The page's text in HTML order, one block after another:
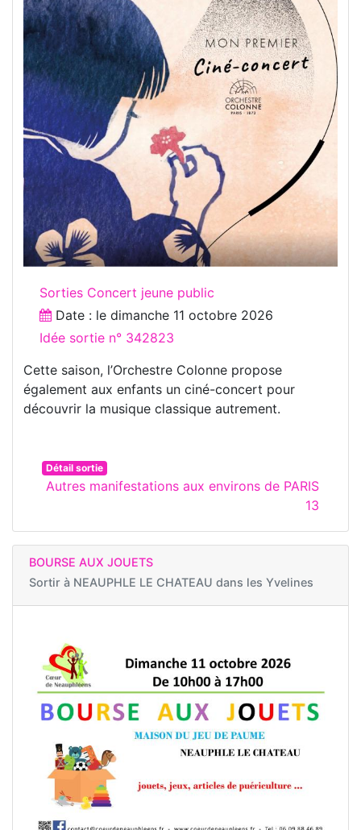
Sorties Concert jeune public
Date : le dimanche 11 octobre 2026
Idée sortie n° 342823
Cette saison, l’Orchestre Colonne propose
également aux enfants un ciné-concert pour
découvrir la musique classique autrement.
Détail sortie
Autres manifestations aux environs de PARIS
13
BOURSE AUX JOUETS
Sortir à NEAUPHLE LE CHATEAU dans les Yvelines